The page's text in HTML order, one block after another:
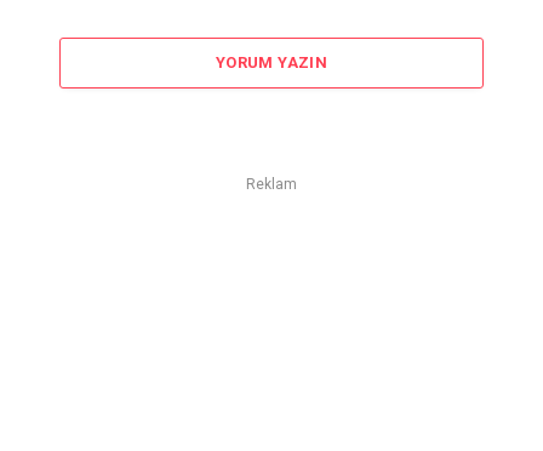
YORUM YAZIN
Reklam